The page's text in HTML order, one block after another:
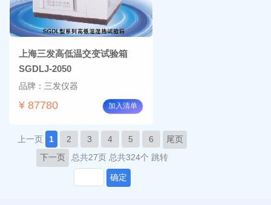
上海三发高低温交变试验箱
SGDLJ-2050
品牌：三发仪器
¥ 87780 加入清单
上一页 1 2 3 4 5 6
尾页
下一页
总共27页 总共324个 跳转
确定